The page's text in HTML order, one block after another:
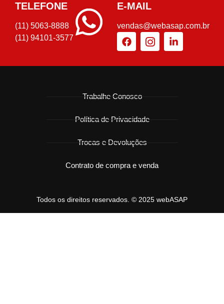
TELEFONE
(11) 5063-8888
(11) 94101-3577
E-MAIL
vendas@webasap.com.br
Todos os direitos reservados. © 2025 webASAP
Trabalhe Conosco
Política de Privacidade
Trocas e Devoluções
Contrato de compra e venda